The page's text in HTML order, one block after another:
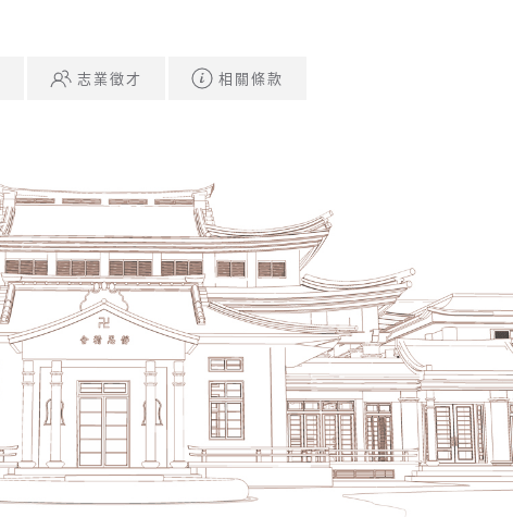
志業徵才 相關條款